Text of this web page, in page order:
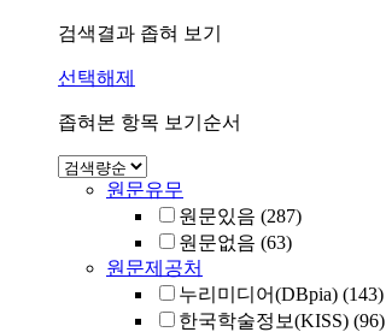
검색결과 좁혀 보기
선택해제
좁혀본 항목 보기순서
원문유무
원문있음 (287)
원문없음 (63)
원문제공처
누리미디어(DBpia) (143)
한국학술정보(KISS) (96)